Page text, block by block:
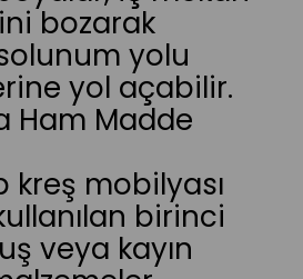
bozarak
yolu
yol açabilir.
Ham Madde
kreş mobilyası
birinci
veya kayın